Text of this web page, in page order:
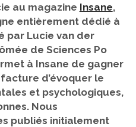
au magazine Insane,
entièrement dédié à
par Lucie van der
de Sciences Po
à Insane de gagner
d’évoquer le
et psychologiques,
Nous
publiés initialement